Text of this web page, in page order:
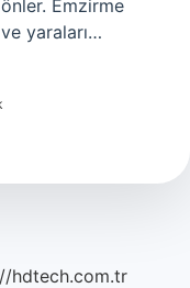
Emzirme
yaraları…
hdtech.com.tr